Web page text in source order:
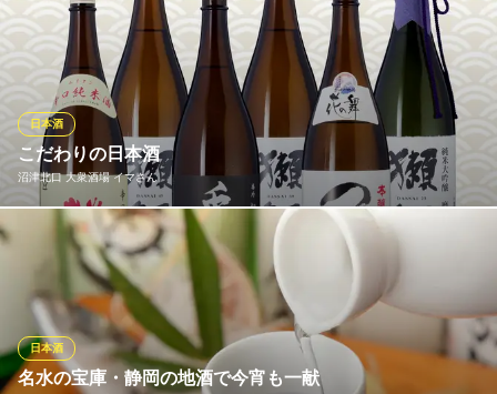
こだわりの日本酒
沼津北口 大衆酒場 イマさん
日本酒
イマさんでは日本酒にもこだわっています！特に静岡の地酒には
自信あり！人気の獺祭もございます！
沼津北口 大衆酒場 イマさん
大衆居酒屋
ＪＲ沼津駅 徒歩2分
静岡県沼津市高島町3-1 スルガビル1F
名水の宝庫・静岡の地酒で今宵も一献
日本酒